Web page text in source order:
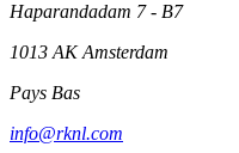
Haparandadam 7 - B7
1013 AK Amsterdam
Pays Bas
info@rknl.com